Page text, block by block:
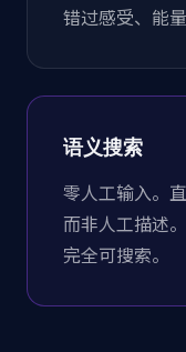
错过感受、能量
语义搜索
零人工输入。
而非人工描述
完全可搜索。